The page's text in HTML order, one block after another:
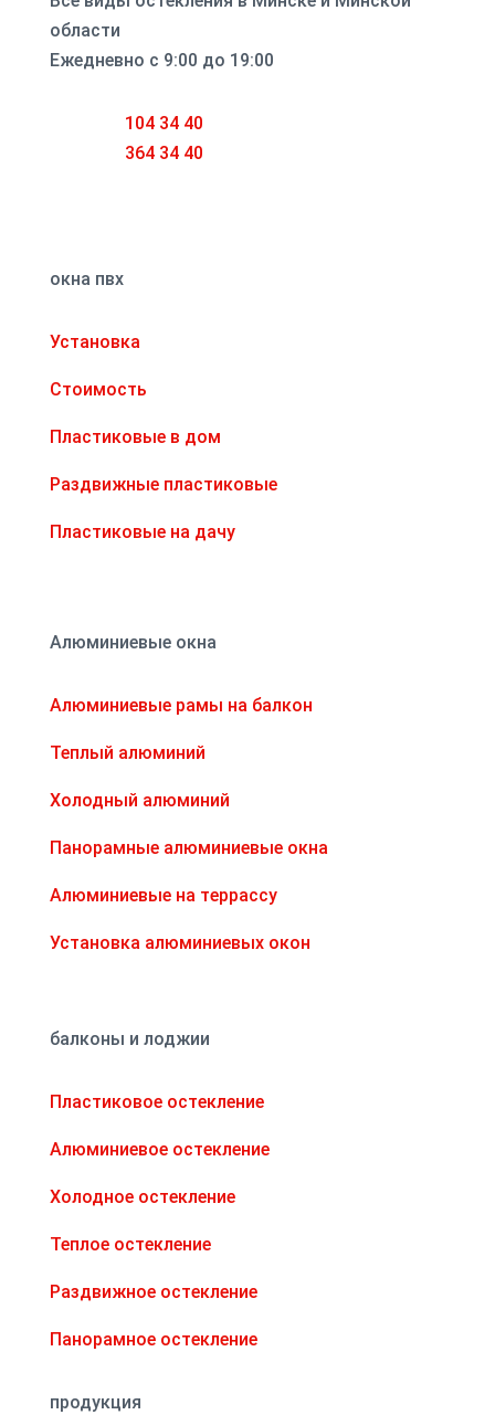
области
Ежедневно с 9:00 до 19:00
104 34 40
364 34 40
окна пвх
Установка
Стоимость
Пластиковые в дом
Раздвижные пластиковые
Пластиковые на дачу
Алюминиевые окна
Алюминиевые рамы на балкон
Теплый алюминий
Холодный алюминий
Панорамные алюминиевые окна
Алюминиевые на террассу
Установка алюминиевых окон
балконы и лоджии
Пластиковое остекление
Алюминиевое остекление
Холодное остекление
Теплое остекление
Раздвижное остекление
Панорамное остекление
продукция